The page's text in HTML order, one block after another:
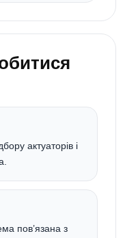
актуаторів і
пов’язана з